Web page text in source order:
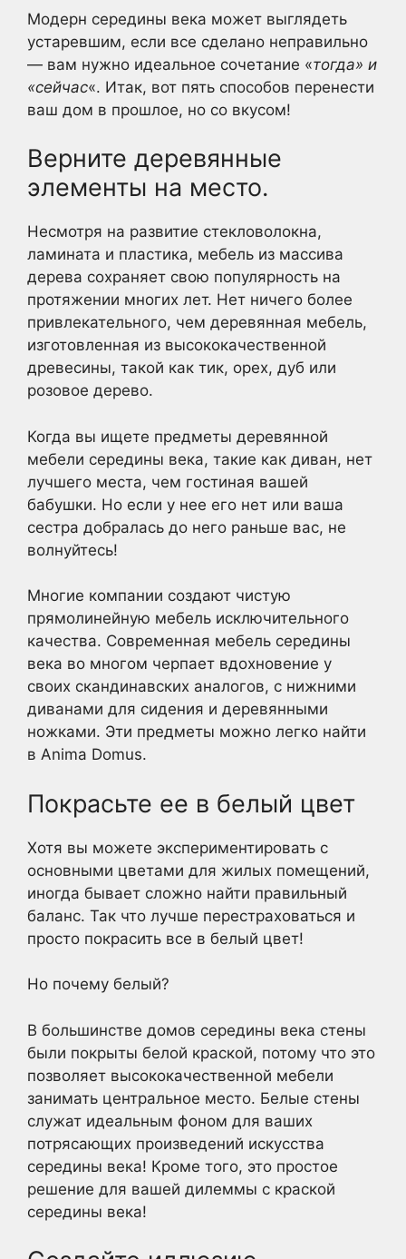
Модерн середины века может выглядеть
устаревшим, если все сделано неправильно
— вам нужно идеальное сочетание «тогда» и
«сейчас«. Итак, вот пять способов перенести
ваш дом в прошлое, но со вкусом!
Верните деревянные
элементы на место.
Несмотря на развитие стекловолокна,
ламината и пластика, мебель из массива
дерева сохраняет свою популярность на
протяжении многих лет. Нет ничего более
привлекательного, чем деревянная мебель,
изготовленная из высококачественной
древесины, такой как тик, орех, дуб или
розовое дерево.
Когда вы ищете предметы деревянной
мебели середины века, такие как диван, нет
лучшего места, чем гостиная вашей
бабушки. Но если у нее его нет или ваша
сестра добралась до него раньше вас, не
волнуйтесь!
Многие компании создают чистую
прямолинейную мебель исключительного
качества. Современная мебель середины
века во многом черпает вдохновение у
своих скандинавских аналогов, с нижними
диванами для сидения и деревянными
ножками. Эти предметы можно легко найти
в Anima Domus.
Покрасьте ее в белый цвет
Хотя вы можете экспериментировать с
основными цветами для жилых помещений,
иногда бывает сложно найти правильный
баланс. Так что лучше перестраховаться и
просто покрасить все в белый цвет!
Но почему белый?
В большинстве домов середины века стены
были покрыты белой краской, потому что это
позволяет высококачественной мебели
занимать центральное место. Белые стены
служат идеальным фоном для ваших
потрясающих произведений искусства
середины века! Кроме того, это простое
решение для вашей дилеммы с краской
середины века!